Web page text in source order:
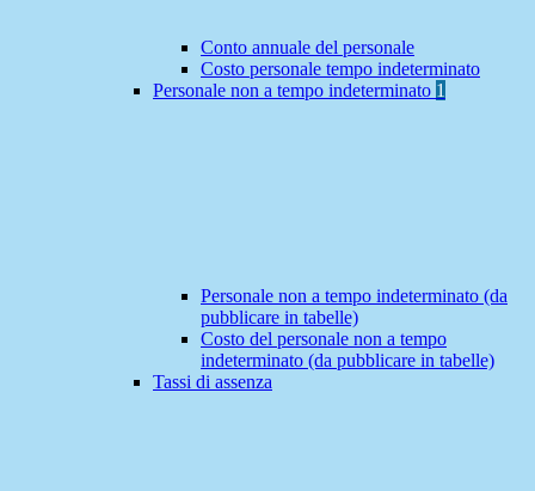
Conto annuale del personale
Costo personale tempo indeterminato
Personale non a tempo indeterminato 1
Personale non a tempo indeterminato (da
pubblicare in tabelle)
Costo del personale non a tempo
indeterminato (da pubblicare in tabelle)
Tassi di assenza